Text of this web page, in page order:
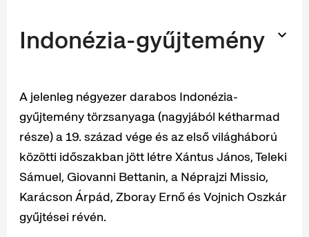
Indonézia-gyűjtemény
A jelenleg négyezer darabos Indonézia-
gyűjtemény törzsanyaga (nagyjából kétharmad
része) a 19. század vége és az első világháború
közötti időszakban jött létre Xántus János, Teleki
Sámuel, Giovanni Bettanin, a Néprajzi Missio,
Karácson Árpád, Zboray Ernő és Vojnich Oszkár
gyűjtései révén.